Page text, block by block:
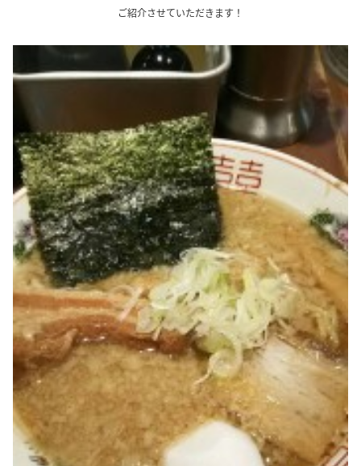
ご紹介させていただきます！